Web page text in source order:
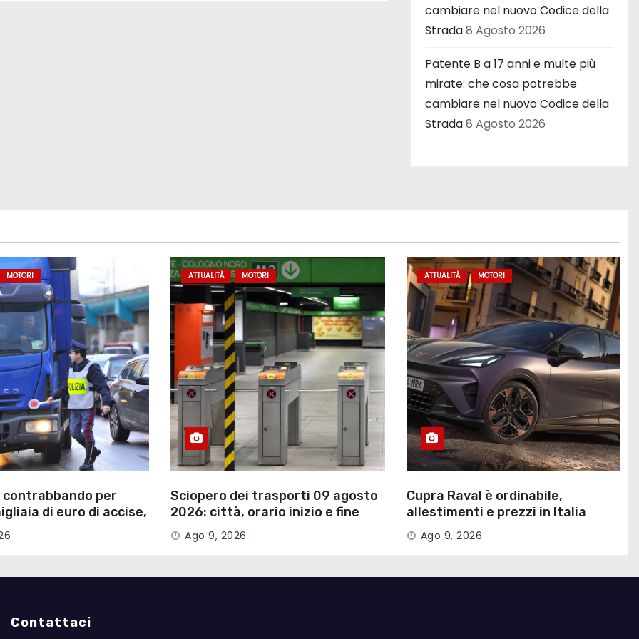
cambiare nel nuovo Codice della
Strada8 Agosto 2026
Patente B a 17 anni e multe più
mirate: che cosa potrebbe
cambiare nel nuovo Codice della
Strada8 Agosto 2026
MOTORI
contrabbando per
di euro di accise,
ATTUALITÀ MOTORI
Sciopero dei trasporti 09 agosto
2026: città, orario inizio e fine
Ago 9, 2026
ATTUALITÀ MOTORI
Cupra Raval è ordinabile,
allestimenti e prezzi in Italia
Ago 9, 2026
Contattaci